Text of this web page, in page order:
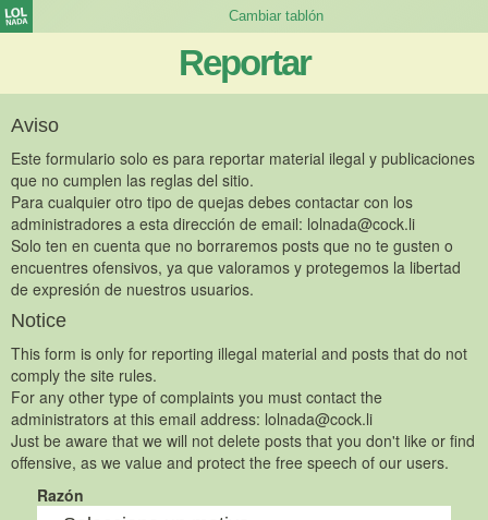
Reportar
Aviso
Este formulario solo es para reportar material ilegal y publicaciones
que no cumplen las reglas del sitio.
Para cualquier otro tipo de quejas debes contactar con los
administradores a esta dirección de email: lolnada@cock.li
Solo ten en cuenta que no borraremos posts que no te gusten o
encuentres ofensivos, ya que valoramos y protegemos la libertad
de expresión de nuestros usuarios.
Notice
This form is only for reporting illegal material and posts that do not
comply the site rules.
For any other type of complaints you must contact the
administrators at this email address: lolnada@cock.li
Just be aware that we will not delete posts that you don't like or find
offensive, as we value and protect the free speech of our users.
Razón